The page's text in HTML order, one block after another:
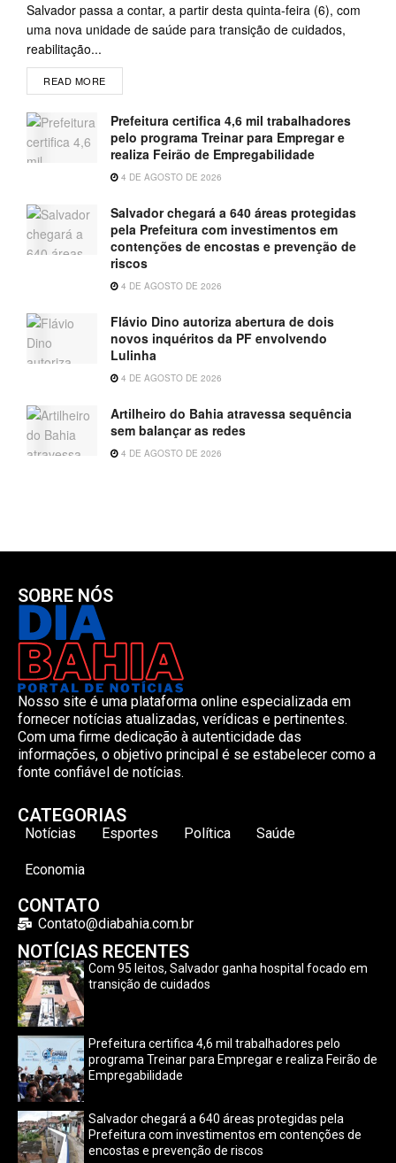
Salvador passa a contar, a partir desta quinta-feira (6), com
uma nova unidade de saúde para transição de cuidados,
reabilitação...
READ MORE
Prefeitura certifica 4,6 mil trabalhadores
pelo programa Treinar para Empregar e
realiza Feirão de Empregabilidade
4 DE AGOSTO DE 2026
Salvador chegará a 640 áreas protegidas
pela Prefeitura com investimentos em
contenções de encostas e prevenção de
riscos
4 DE AGOSTO DE 2026
Flávio Dino autoriza abertura de dois
novos inquéritos da PF envolvendo
Lulinha
4 DE AGOSTO DE 2026
Artilheiro do Bahia atravessa sequência
sem balançar as redes
4 DE AGOSTO DE 2026
SOBRE NÓS
Nosso site é uma plataforma online especializada em
fornecer notícias atualizadas, verídicas e pertinentes.
Com uma firme dedicação à autenticidade das
informações, o objetivo principal é se estabelecer como a
fonte confiável de notícias.
CATEGORIAS
Notícias Esportes Política Saúde
Economia
CONTATO
Contato@diabahia.com.br
NOTÍCIAS RECENTES
Com 95 leitos, Salvador ganha hospital focado em
transição de cuidados
Prefeitura certifica 4,6 mil trabalhadores pelo
programa Treinar para Empregar e realiza Feirão de
Empregabilidade
Salvador chegará a 640 áreas protegidas pela
Prefeitura com investimentos em contenções de
encostas e prevenção de riscos